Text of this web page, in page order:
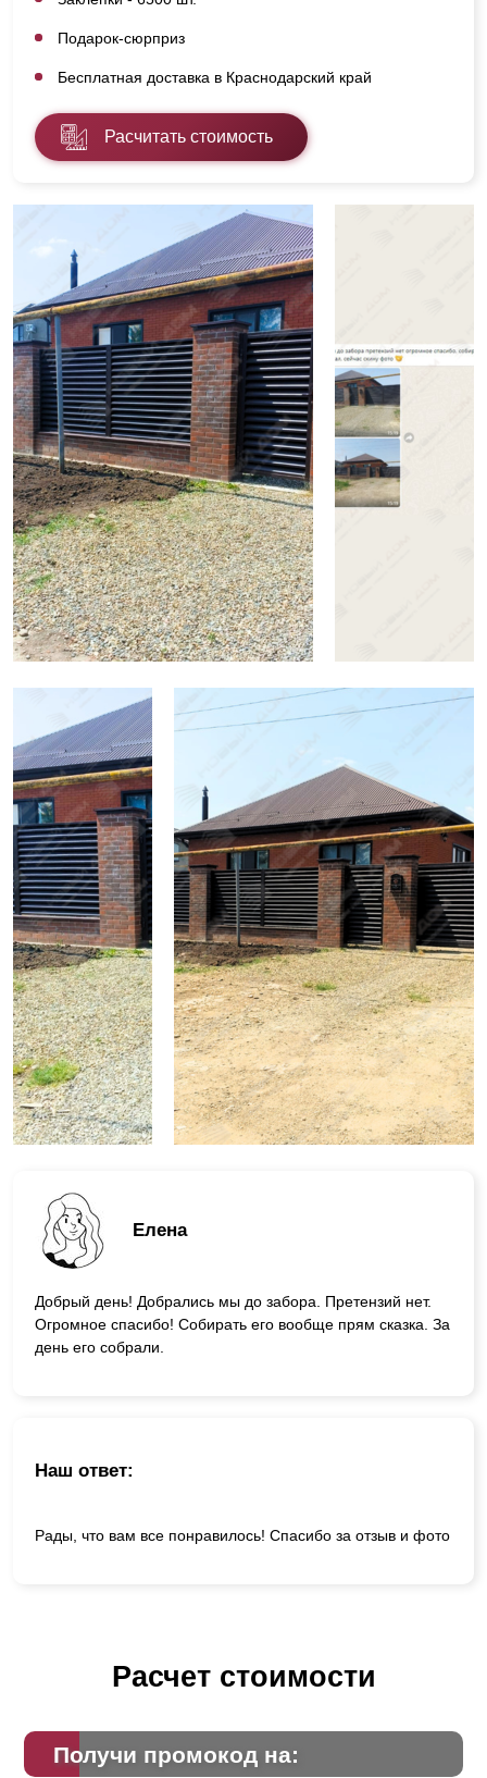
Елена
Добрый день! Добрались мы до забора. Претензий нет.
Огромное спасибо! Собирать его вообще прям сказка. За
день его собрали.
Наш ответ:
Рады, что вам все понравилось! Спасибо за отзыв и фото
Подарок-сюрприз
Бесплатная доставка в Краснодарский край
Расчитать стоимость
Расчет стоимости
Получи промокод на: